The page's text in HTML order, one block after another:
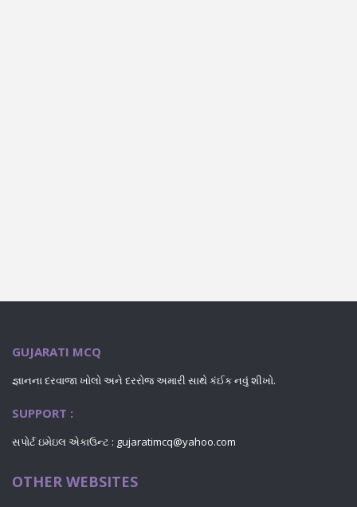
GUJARATI MCQ
જ્ઞાનના દરવાજા ખોલો અને દરરોજ અમારી સાથે કંઈક નવું શીખો.
SUPPORT :
સપોર્ટ ઇમેઇલ એકાઉન્ટ : gujaratimcq@yahoo.com
OTHER WEBSITES